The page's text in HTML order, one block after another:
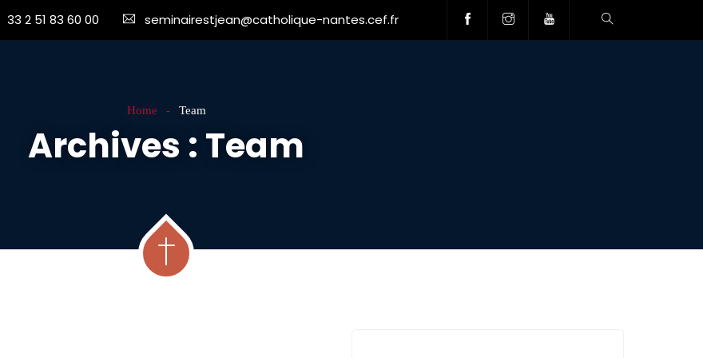
33 2 51 83 60 00 seminairestjean@catholique-nantes.cef.fr
Home Team
Archives : Team